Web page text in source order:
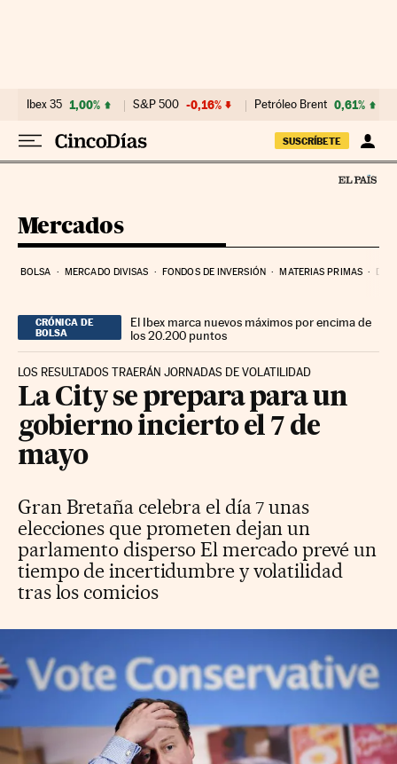
Ibex 35 1,00% S&P 500 -0,16% Petróleo Brent 0,61%
SUSCRÍBETE
Mercados
BOLSA MERCADO DIVISAS FONDOS DE INVERSIÓN MATERIAS PRIMAS
CRÓNICA DE
BOLSA
El Ibex marca nuevos máximos por encima de
los 20.200 puntos
LOS RESULTADOS TRAERÁN JORNADAS DE VOLATILIDAD
La City se prepara para un
gobierno incierto el 7 de
mayo
Gran Bretaña celebra el día 7 unas
elecciones que prometen dejan un
parlamento disperso El mercado prevé un
tiempo de incertidumbre y volatilidad
tras los comicios